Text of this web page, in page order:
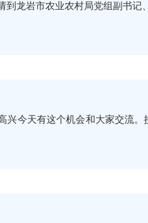
到龙岩市农业农村局党组副书
兴今天有这个机会和大家交流。